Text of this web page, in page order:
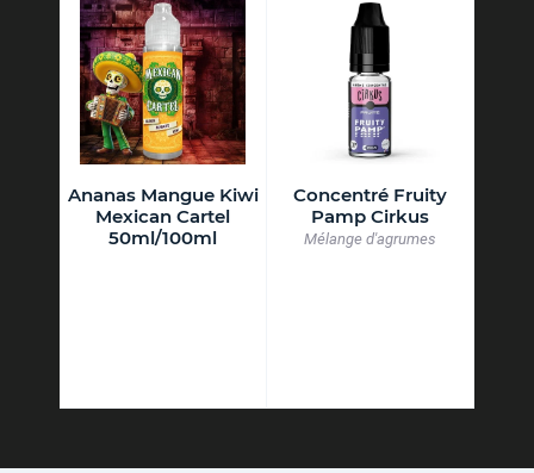
Ananas Mangue Kiwi
Mexican Cartel
50ml/100ml
Concentré Fruity
Pamp Cirkus
Mélange d'agrumes